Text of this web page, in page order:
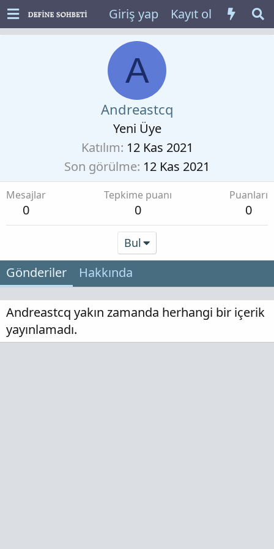
Giriş yap Kayıt ol
A
Andreastcq
Yeni Üye
Katılım 12 Kas 2021
Son görülme 12 Kas 2021
Mesajlar
0
Tepkime puanı
0
Puanları
0
Bul
Gönderiler Hakkında
Andreastcq yakın zamanda herhangi bir içerik
yayınlamadı.